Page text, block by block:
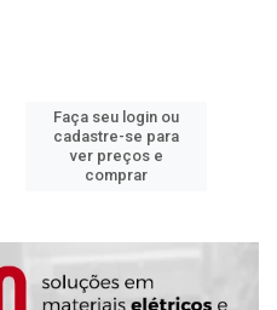
Faça seu login ou
cadastre-se para
ver preços e
comprar